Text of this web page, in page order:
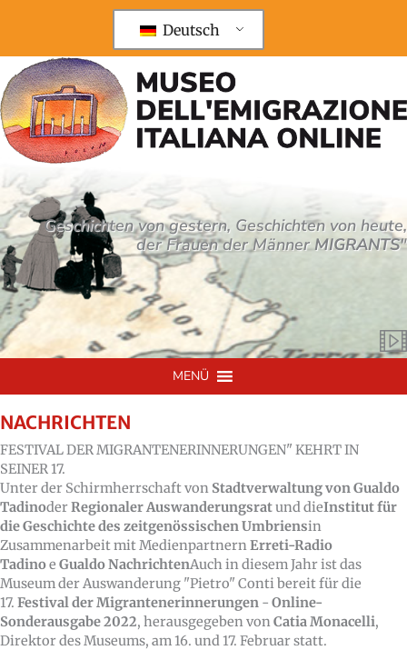
Deutsch
Geschichten von gestern, Geschichten von heute,
der Frauen der MännerMIGRANTS"
MENÜ
NACHRICHTEN
FESTIVAL DER MIGRANTENERINNERUNGEN" KEHRT IN
SEINER 17.
Unter der Schirmherrschaft von Stadtverwaltung von Gualdo
TadinoderRegionaler Auswanderungsratund dieInstitut für
die Geschichte des zeitgenössischen Umbriensin
Zusammenarbeit mit Medienpartnern Erreti-Radio
Tadinoe Gualdo NachrichtenAuch in diesem Jahr ist das
Museum der Auswanderung "Pietro" Conti bereit für die
17. Festival der Migrantenerinnerungen - Online-
Sonderausgabe 2022, herausgegeben von Catia Monacelli,
Direktor des Museums, am 16. und 17. Februar statt.